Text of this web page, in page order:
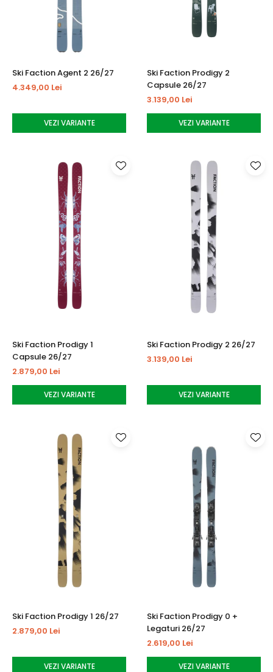
Pantaloni outdoor
Sosete Outdoor
Sepci
Bustiere
Underwear
Ski Faction Agent 2 26/27
4.349,00 Lei
VEZI VARIANTE
Ski Faction Prodigy 2
Capsule 26/27
3.139,00 Lei
VEZI VARIANTE
Ski Faction Prodigy 1
Capsule 26/27
2.879,00 Lei
VEZI VARIANTE
Ski Faction Prodigy 2 26/27
3.139,00 Lei
VEZI VARIANTE
Ski Faction Prodigy 1 26/27
2.879,00 Lei
VEZI VARIANTE
Ski Faction Prodigy 0 +
Legaturi 26/27
2.619,00 Lei
VEZI VARIANTE